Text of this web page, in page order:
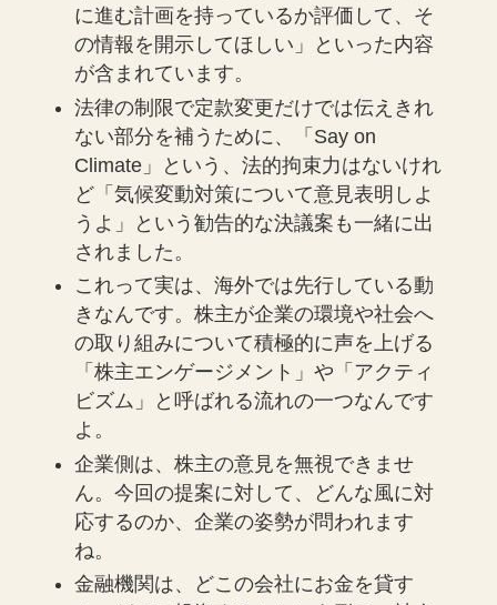
に進む計画を持っているか評価して、そ
の情報を開示してほしい」といった内容
が含まれています。
法律の制限で定款変更だけでは伝えきれ
ない部分を補うために、「Say on
Climate」という、法的拘束力はないけれ
ど「気候変動対策について意見表明しよ
うよ」という勧告的な決議案も一緒に出
されました。
これって実は、海外では先行している動
きなんです。株主が企業の環境や社会へ
の取り組みについて積極的に声を上げる
「株主エンゲージメント」や「アクティ
ビズム」と呼ばれる流れの一つなんです
よ。
企業側は、株主の意見を無視できませ
ん。今回の提案に対して、どんな風に対
応するのか、企業の姿勢が問われます
ね。
金融機関は、どこの会社にお金を貸す